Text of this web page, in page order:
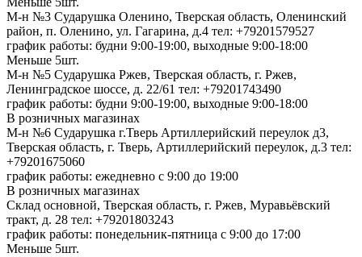
М-н №3 Сударушка Оленино, Тверская область, Оленинский
район, п. Оленино, ул. Гагарина, д.4 тел: +79201579527
график работы: будни 9:00-19:00, выходные 9:00-18:00
Меньше 5шт.
М-н №5 Сударушка Ржев, Тверская область, г. Ржев,
Ленинградское шоссе, д. 22/61 тел: +79201743490
график работы: будни 9:00-19:00, выходные 9:00-18:00
В розничных магазинах
М-н №6 Сударушка г.Тверь Артиллерийский переулок д3,
Тверская область, г. Тверь, Артиллерийский переулок, д.3 тел:
+79201675060
график работы: ежедневно с 9:00 до 19:00
В розничных магазинах
Склад основной, Тверская область, г. Ржев, Муравьёвский
тракт, д. 28 тел: +79201803243
график работы: понедельник-пятница с 9:00 до 17:00
Меньше 5шт.